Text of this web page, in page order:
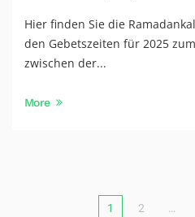
Hier finden Sie die
den Gebetszeiten für 2025
zwischen der...
More
1 2 …